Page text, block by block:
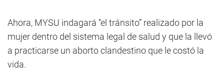
Ahora, MYSU indagará “el tránsito” realizado por la
mujer dentro del sistema legal de salud y que la llevó
a practicarse un aborto clandestino que le costó la
vida.